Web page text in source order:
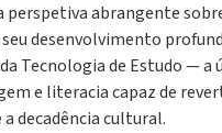
perspetiva abrangente
seu desenvolvimento
Tecnologia de Estudo — a
e literacia capaz de
decadência cultural.